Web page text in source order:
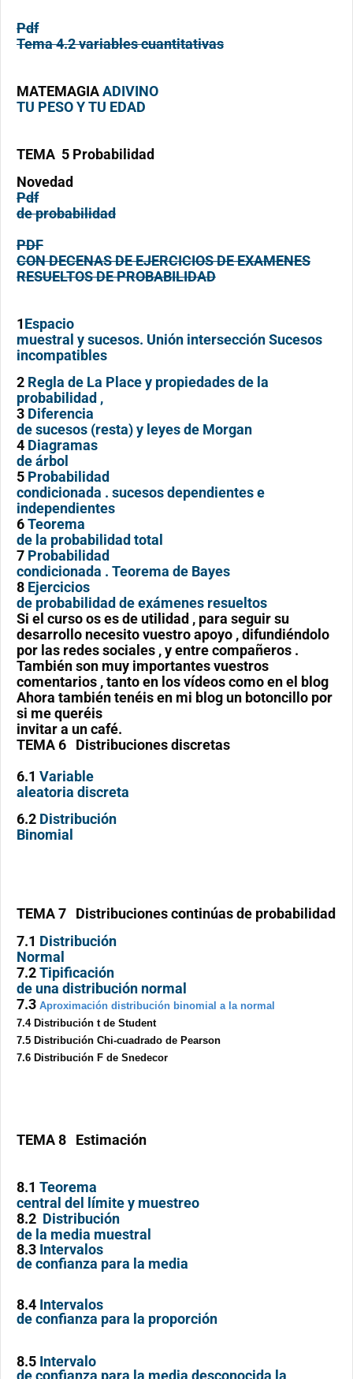
Pdf
Tema 4.2 variables cuantitativas
MATEMAGIAADIVINO
TU PESO Y TU EDAD
TEMA 5 Probabilidad
Novedad
Pdf
de probabilidad
PDF
CON DECENAS DE EJERCICIOS DE EXAMENES
RESUELTOS DE PROBABILIDAD
1Espacio
muestral y sucesos. Unión intersección Sucesos
incompatibles
2 Regla de La Place y propiedades de la
probabilidad ,
3 Diferencia
de sucesos (resta) y leyes de Morgan
4 Diagramas
de árbol
5 Probabilidad
condicionada . sucesos dependientes e
independientes
6Teorema
de la probabilidad total
7 Probabilidad
condicionada . Teorema de Bayes
8 Ejercicios
de probabilidad de exámenes resueltos
Si el curso os es de utilidad , para seguir su
desarrollo necesito vuestro apoyo , difundiéndolo
por las redes sociales , y entre compañeros .
También son muy importantes vuestros
comentarios , tanto en los vídeos como en el blog
Ahora también tenéis en mi blog un botoncillo por
si me queréis
invitar a un café.
TEMA 6 Distribuciones discretas
6.1 Variable
aleatoria discreta
6.2 Distribución
Binomial
TEMA 7 Distribuciones continúas de probabilidad
7.1 Distribución
Normal
7.2Tipificación
de una distribución normal
7.3 Aproximación distribución binomial a la normal
7.4 Distribución t de Student
7.5 Distribución Chi-cuadrado de Pearson
7.6 Distribución F de Snedecor
TEMA 8 Estimación
8.1 Teorema
central del límite y muestreo
8.2 Distribución
de la media muestral
8.3 Intervalos
de confianza para la media
8.4 Intervalos
de confianza para la proporción
8.5 Intervalo
de confianza para la media desconocida la